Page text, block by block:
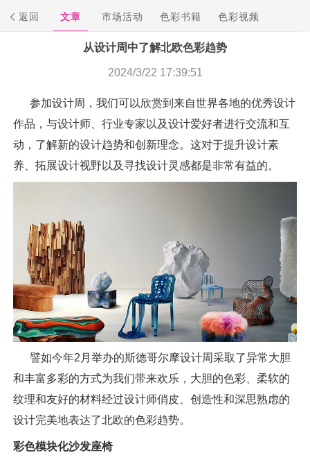
返回 文章 市场活动 色彩书籍 色彩视频
从设计周中了解北欧色彩趋势
2024/3/22 17:39:51
参加设计周，我们可以欣赏到来自世界各地的优秀设计
作品，与设计师、行业专家以及设计爱好者进行交流和互
动，了解新的设计趋势和创新理念。这对于提升设计素
养、拓展设计视野以及寻找设计灵感都是非常有益的。
譬如今年2月举办的斯德哥尔摩设计周采取了异常大胆
和丰富多彩的方式为我们带来欢乐，大胆的色彩、柔软的
纹理和友好的材料经过设计师俏皮、创造性和深思熟虑的
设计完美地表达了北欧的色彩趋势。
彩色模块化沙发座椅